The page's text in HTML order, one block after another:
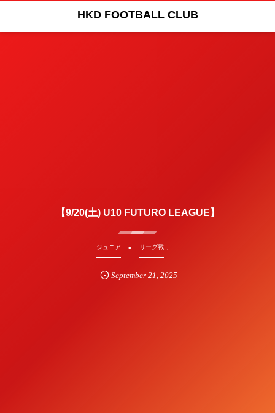
HKD FOOTBALL CLUB
【9/20(土) U10 FUTURO LEAGUE】
ジュニア リーグ戦, …
September 21 , 2025